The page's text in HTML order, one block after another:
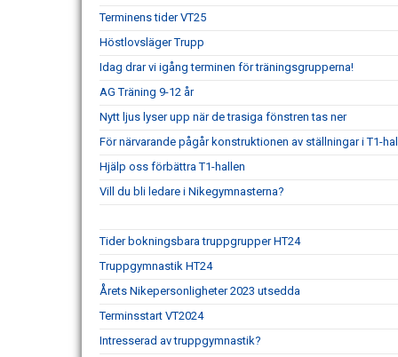
Terminens tider VT25
Höstlovsläger Trupp
Idag drar vi igång terminen för träningsgrupperna!
AG Träning 9-12 år
Nytt ljus lyser upp när de trasiga fönstren tas ner
För närvarande pågår konstruktionen av ställningar i T1-
Hjälp oss förbättra T1-hallen
Vill du bli ledare i Nikegymnasterna?
Tider bokningsbara truppgrupper HT24
Truppgymnastik HT24
Årets Nikepersonligheter 2023 utsedda
Terminsstart VT2024
Intresserad av truppgymnastik?